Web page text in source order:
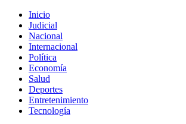
Inicio
Judicial
Nacional
Internacional
Política
Economía
Salud
Deportes
Entretenimiento
Tecnología